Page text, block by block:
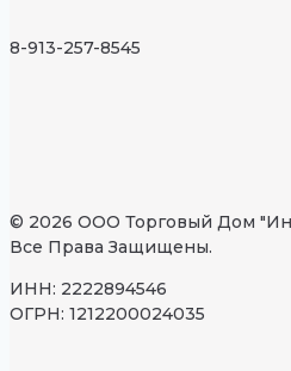
8-913-257-8545
© 2026 ООО Торговый Дом
Все Права Защищены.
ИНН: 2222894546
ОГРН: 1212200024035